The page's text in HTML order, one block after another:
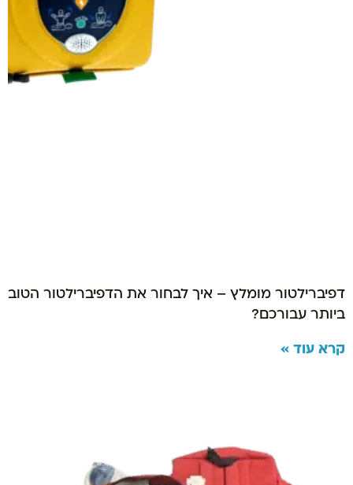
דפיברילטור מומלץ – איך לבחור את הדפיברילטור הטוב
ביותר עבורכם?
קרא עוד »